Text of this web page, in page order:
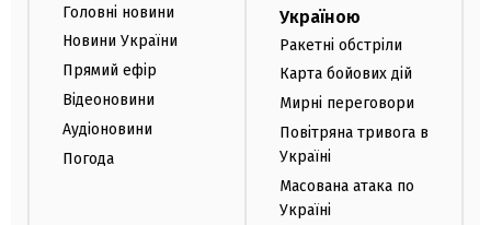
Головні новини
Новини України
Прямий ефір
Відеоновини
Аудіоновини
Погода
Україною
Ракетні обстріли
Карта бойових дій
Мирні переговори
Повітряна тривога в
Україні
Масована атака по
Україні